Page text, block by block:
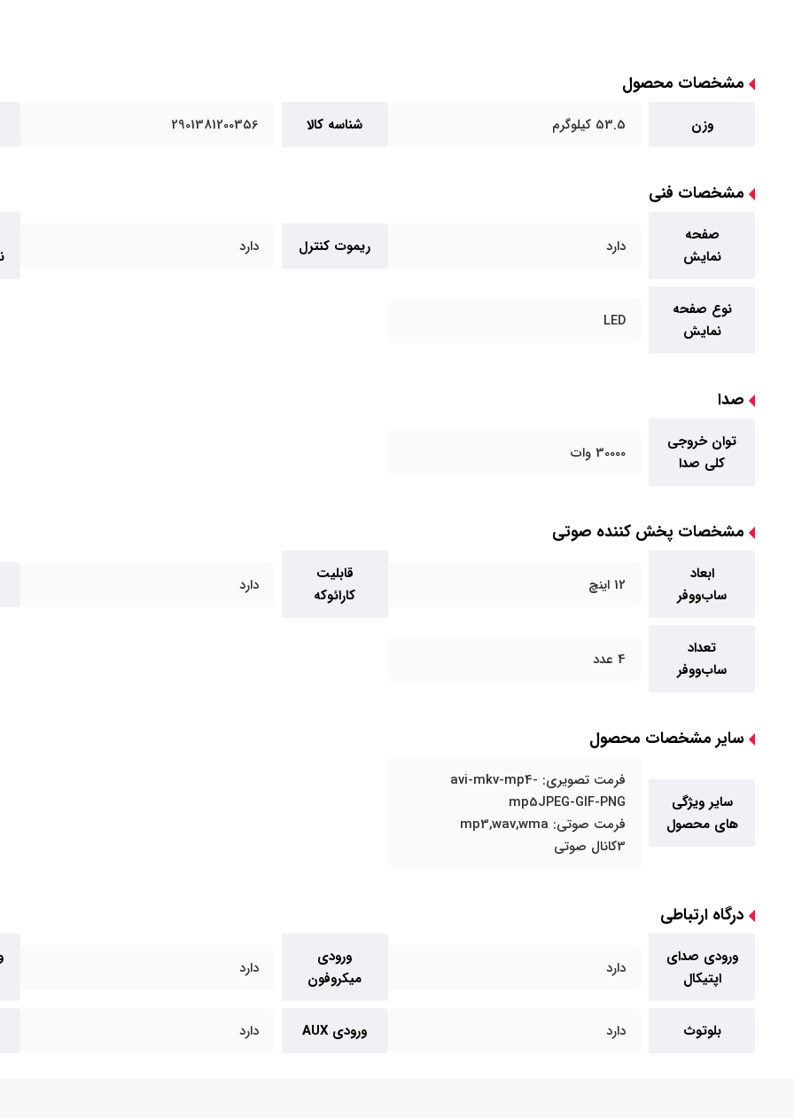
مشخصات محصول
وزن 53.5 کیلوگرم شناسه کالا 2901381200356
مشخصات فنی
صفحه
نمایش
دارد ریموت کنترل دارد
نوع صفحه
نمایش
LED
صدا
توان خروجی
کلی صدا
30000 وات
مشخصات پخش کننده صوتی
ابعاد
ساب‌ووفر
12 اینچ
قابلیت
کارائوکه
دارد
تعداد
ساب‌ووفر
4 عدد
سایر مشخصات محصول
سایر ویژگی
های محصول
فرمت تصویری: avi-mkv-mp4-
mp5JPEG-GIF-PNG
فرمت صوتی: mp3,wav,wma
3کانال صوتی
درگاه ارتباطی
ورودی صدای
اپتیکال
دارد
ورودی
میکروفون
دارد
بلوتوث دارد ورودی AUX دارد